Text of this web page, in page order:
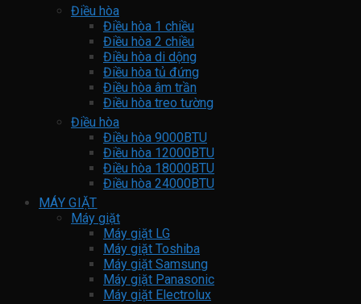
Điều hòa
Điều hòa 1 chiều
Điều hòa 2 chiều
Điều hòa di dộng
Điều hòa tủ đứng
Điều hòa âm trần
Điều hòa treo tường
Điều hòa
Điều hòa 9000BTU
Điều hòa 12000BTU
Điều hòa 18000BTU
Điều hòa 24000BTU
MÁY GIẶT
Máy giặt
Máy giặt LG
Máy giặt Toshiba
Máy giặt Samsung
Máy giặt Panasonic
Máy giặt Electrolux